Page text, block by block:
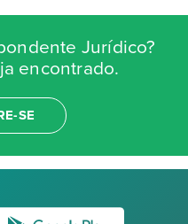
Jurídico?
encontrado.
SE